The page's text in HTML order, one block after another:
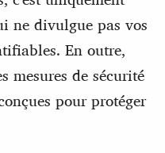
ne divulgue pas vos
En outre,
mesures de sécurité
pour protéger